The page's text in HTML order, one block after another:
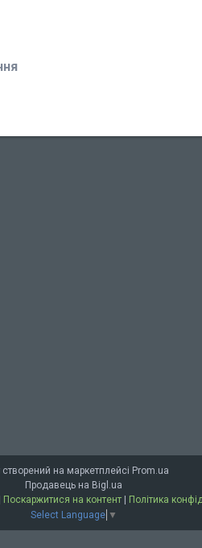
створений на маркетплейсі Prom.ua
Продавець на Bigl.ua
Поскаржитися на контент
Політика
Select Language ▼